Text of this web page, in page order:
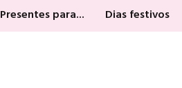
Presentes para... Dias festivos